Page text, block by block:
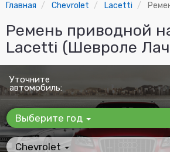
Главная Chevrolet Lacetti
Ремень приводной
Lacetti (Шевроле
Уточните
автомобиль:
Выберите год
Chevrolet